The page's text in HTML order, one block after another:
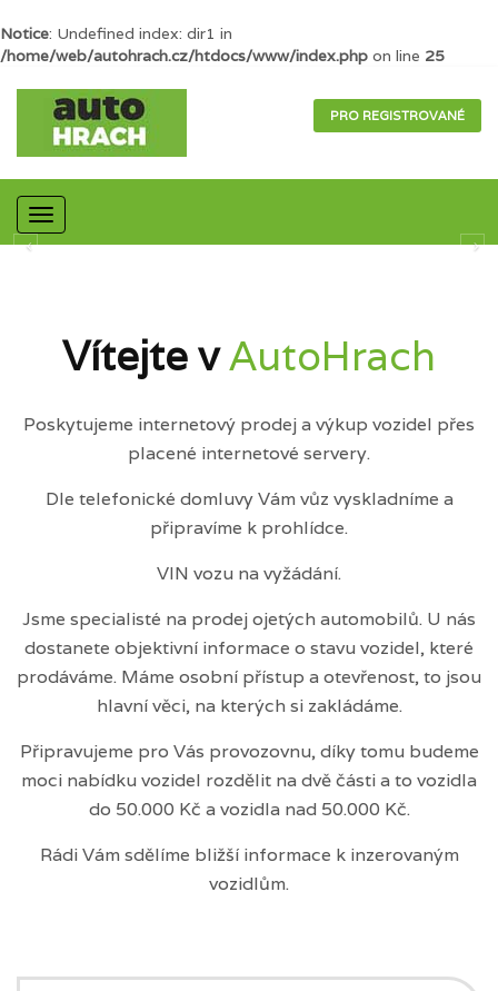
Notice: Undefined index: dir1 in
/home/web/autohrach.cz/htdocs/www/index.php on line 25
PRO REGISTROVANÉ
Mobilní
navigace
Vítejte vAutoHrach
Poskytujeme internetový prodej a výkup vozidel přes
placené internetové servery.
Dle telefonické domluvy Vám vůz vyskladníme a
připravíme k prohlídce.
VIN vozu na vyžádání.
Jsme specialisté na prodej ojetých automobilů. U nás
dostanete objektivní informace o stavu vozidel, které
prodáváme. Máme osobní přístup a otevřenost, to jsou
hlavní věci, na kterých si zakládáme.
Připravujeme pro Vás provozovnu, díky tomu budeme
moci nabídku vozidel rozdělit na dvě části a to vozidla
do 50.000 Kč a vozidla nad 50.000 Kč.
Rádi Vám sdělíme bližší informace k inzerovaným
vozidlům.